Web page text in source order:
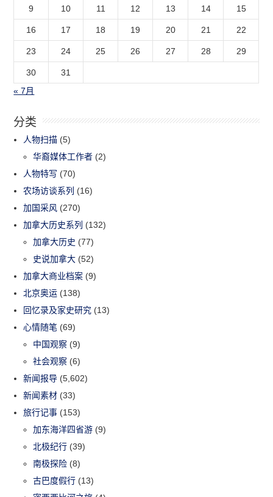
9 10 11 12 13 14 15
16 17 18 19 20 21 22
23 24 25 26 27 28 29
30
31
« 7月
分类
人物扫描 (5)
华裔媒体工作者 (2)
人物特写 (70)
农场访谈系列 (16)
加国采风 (270)
加拿大历史系列 (132)
加拿大历史 (77)
史说加拿大 (52)
加拿大商业档案 (9)
北京奥运 (138)
回忆录及家史研究 (13)
心情随笔 (69)
中国观察 (9)
社会观察 (6)
新闻报导 (5,602)
新闻素材 (33)
旅行记事 (153)
加东海洋四省游 (9)
北极纪行 (39)
南极探险 (8)
古巴度假行 (13)